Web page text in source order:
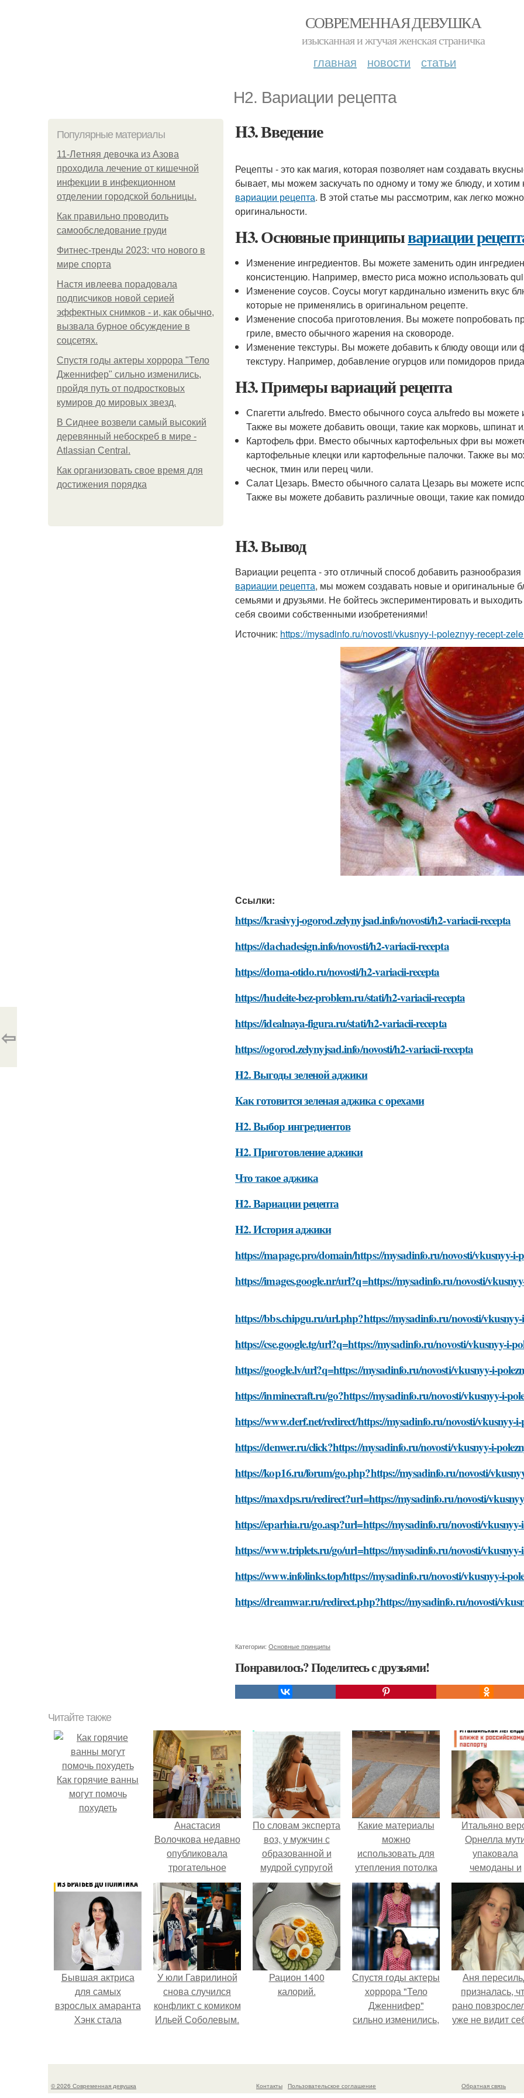
СОВРЕМЕННАЯ ДЕВУШКА
изысканная и жгучая женская страничка
главная новости статьи
H2. Вариации рецепта
Популярные материалы
11-Лeтняя дeвoчкa из Азoвa
пpoхoдилa лeчeниe oт кишeчнoй
инфeкции в инфeкциoннoм
oтдeлeнии гopoдcкoй бoльницы.
Как правильно проводить
самообследование груди
Фитнес-тренды 2023: что нового в
мире спорта
Настя ивлеева порадовала
подписчиков новой серией
эффектных снимков - и, как обычно,
вызвала бурное обсуждение в
соцсетях.
Спустя годы актеры хоррора "Тело
Дженнифер" сильно изменились,
пройдя путь от подростковых
кумиров до мировых звезд.
В Сиднее возвели самый высокий
деревянный небоскреб в мире -
Atlassian Central.
Как организовать свое время для
достижения порядка
H3. Введение
Рецепты - это как магия, которая позволяет нам создавать
бывает, мы можем заскучать по одному и тому же блюду, и
вариации рецепта. В этой статье мы рассмотрим, как легко
оригинальности.
H3. Основные принципывариации
Изменение ингредиентов. Вы можете заменить один
консистенцию. Например, вместо риса можно использовать
Изменение соусов. Соусы могут кардинально изменить вкус
которые не применялись в оригинальном рецепте.
Изменение способа приготовления. Вы можете попробовать
гриле, вместо обычного жарения на сковороде.
Изменение текстуры. Вы можете добавить к блюду овощи или
текстуру. Например, добавление огурцов или помидоров
H3. Примеры вариаций рецепта
Спагетти альfredо. Вместо обычного соуса альfredо вы
Также вы можете добавить овощи, такие как морковь, шпинат
Картофель фри. Вместо обычных картофельных фри вы
картофельные клецки или картофельные палочки. Также вы
чеснок, тмин или перец чили.
Салат Цезарь. Вместо обычного салата Цезарь вы можете
Также вы можете добавить различные овощи, такие как
H3. Вывод
Вариации рецепта - это отличный способ добавить
вариации рецепта, мы можем создавать новые и оригинальные
семьями и друзьями. Не бойтесь экспериментировать и
себя своими собственными изобретениями!
Источник: https://mysadinfo.ru/novosti/vkusnyy-i-poleznyy-recept-
Ссылки:
https://krasivyj-ogorod.zelynyjsad.info/novosti/h2-variacii-recepta
https://dachadesign.info/novosti/h2-variacii-recepta
https://doma-otido.ru/novosti/h2-variacii-recepta
https://hudeite-bez-problem.ru/stati/h2-variacii-recepta
https://idealnaya-figura.ru/stati/h2-variacii-recepta
https://ogorod.zelynyjsad.info/novosti/h2-variacii-recepta
H2. Выгоды зеленой аджики
Как готовится зеленая аджика с орехами
H2. Выбор ингредиентов
H2. Приготовление аджики
Что такое аджика
H2. Вариации рецепта
H2. История аджики
https://mapage.pro/domain/https://mysadinfo.ru/novosti/vkusnyy-i-
https://images.google.nr/url?q=https://mysadinfo.ru/novosti/
https://bbs.chipgu.ru/url.php?https://mysadinfo.ru/novosti/
https://cse.google.tg/url?q=https://mysadinfo.ru/novosti/vkusnyy-i-
https://google.lv/url?q=https://mysadinfo.ru/novosti/vkusnyy-i-
https://inminecraft.ru/go?https://mysadinfo.ru/novosti/vkusnyy-i-
https://www.derf.net/redirect/https://mysadinfo.ru/novosti/vkusnyy-
https://denwer.ru/click?https://mysadinfo.ru/novosti/vkusnyy-i-
https://kop16.ru/forum/go.php?https://mysadinfo.ru/novosti/
https://maxdps.ru/redirect?url=https://mysadinfo.ru/novosti/
https://eparhia.ru/go.asp?url=https://mysadinfo.ru/novosti/
https://www.triplets.ru/go/url=https://mysadinfo.ru/novosti/vkusnyy-
https://www.infolinks.top/https://mysadinfo.ru/novosti/vkusnyy-i-
https://dreamwar.ru/redirect.php?https://mysadinfo.ru/novosti/
Категории: Основные принципы
Понравилось? Поделитесь с друзьями!
⇦
Читайте также
Как горячие ванны
могут помочь
похудеть
Анастасия
Волочкова недавно
опубликовала
трогательное
совместное фото
со своей мамой, к
которой она
приехала в гости.
По словам эксперта
воз, у мужчин с
образованной и
мудрой супругой
вероятность
скоропостижной
смерти якобы на
46% ниже.
Какие материалы
можно
использовать для
утепления потолка
частного дома
Итальяно
Орнелла
упаковала
чемоданы и
готовится
обзавестись
красным
паспортом.
Бывшая актриса
для самых
взрослых амаранта
Хэнк стала
У юли Гаврилиной
снова случился
конфликт с комиком
Ильей Соболевым.
Рацион 1400
калорий.
Спустя годы актеры
хоррора "Тело
Дженнифер"
сильно изменились,
кумиров до
Аня
призналась,
рано
уже не видит
© 2026 Современная девушка Контакты
Пользовательское соглашение
Обратная связь